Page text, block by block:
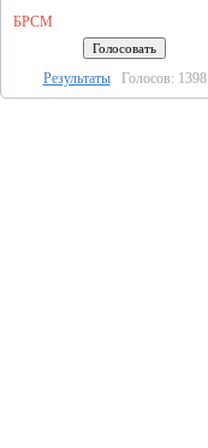
БРСМ
РезультатыГолосов: 1398